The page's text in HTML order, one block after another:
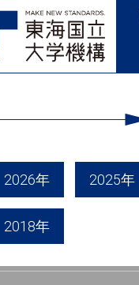
2026年 2025年
2018年